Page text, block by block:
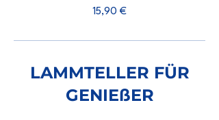
15,90 €
LAMMTELLER FÜR
GENIEßER